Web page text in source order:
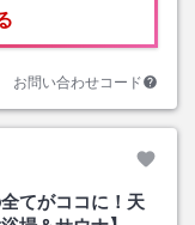
お問い合わせコード
てがココに！天